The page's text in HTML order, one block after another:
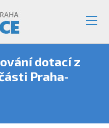
dotací z
Praha-